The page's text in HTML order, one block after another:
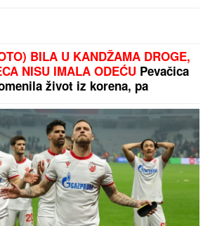
BILA U KANDŽAMA DROGE,
NISU IMALA ODEĆU Pevačica
život iz korena, pa